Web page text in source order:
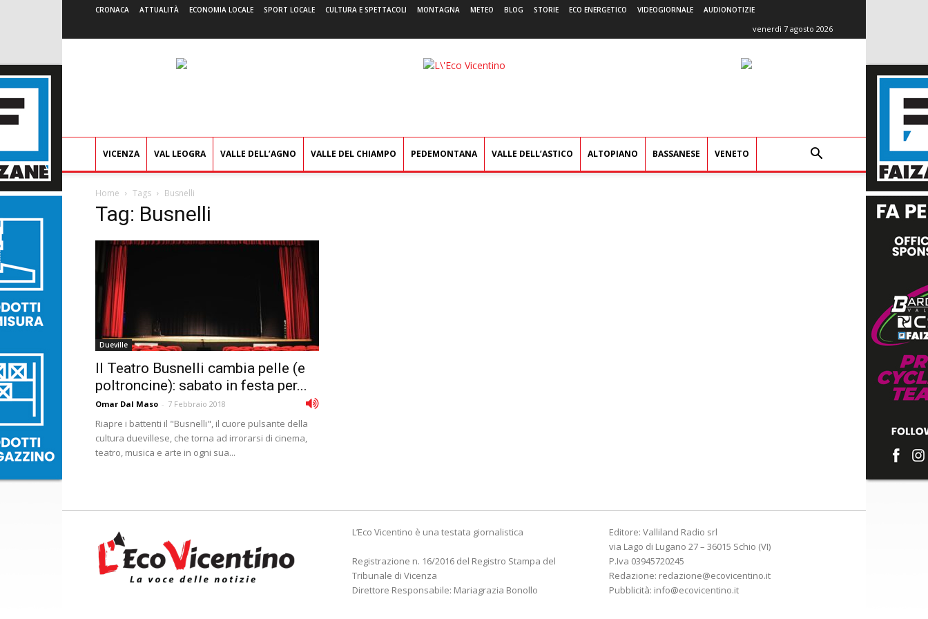
CRONACA ATTUALITÀ ECONOMIA LOCALE SPORT LOCALE CULTURA E SPETTACOLI MONTAGNA METEO BLOG STORIE ECO ENERGETICO VIDEOGIORNALE AUDIONOTIZIE
venerdì 7 agosto 2026
L'Eco
VICENZA VAL LEOGRA VALLE DELL’AGNO VALLE DEL CHIAMPO PEDEMONTANA VALLE DELL’ASTICO ALTOPIANO BASSANESE VENETO
Home Tags Busnelli
Tag: Busnelli
Dueville
Il Teatro Busnelli cambia pelle (e
poltroncine): sabato in festa per...
Omar Dal Maso - 7 Febbraio 2018
Riapre i battenti il "Busnelli", il cuore pulsante della
cultura duevillese, che torna ad irrorarsi di cinema,
teatro, musica e arte in ogni sua...
L’Eco Vicentino è una testata giornalistica
Registrazione n. 16/2016 del Registro Stampa del
Tribunale di Vicenza
Direttore Responsabile: Mariagrazia Bonollo
Editore: Valliland Radio srl
via Lago di Lugano 27 – 36015 Schio (VI)
P.Iva 03945720245
Redazione: redazione@ecovicentino.it
Pubblicità: info@ecovicentino.it